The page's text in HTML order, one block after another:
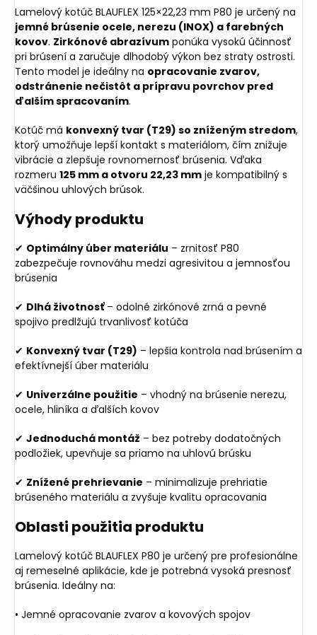
Lamelový kotúč BLAUFLEX 125×22,23 mm P80 je určený na
jemné brúsenie ocele, nerezu (INOX) a farebných
kovov. Zirkónové abrazívum ponúka vysokú účinnosť
pri brúsení a zaručuje dlhodobý výkon bez straty ostrosti.
Tento model je ideálny na opracovanie zvarov,
odstránenie nečistôt a prípravu povrchov pred
ďalším spracovaním.
Kotúč má konvexný tvar (T29) so zníženým stredom,
ktorý umožňuje lepší kontakt s materiálom, čím znižuje
vibrácie a zlepšuje rovnomernosť brúsenia. Vďaka
rozmeru 125 mm a otvoru 22,23 mm je kompatibilný s
väčšinou uhlových brúsok.
Výhody produktu
✔ Optimálny úber materiálu – zrnitosť P80
zabezpečuje rovnováhu medzi agresivitou a jemnosťou
brúsenia
✔ Dlhá životnosť– odolné zirkónové zrná a pevné
spojivo predlžujú trvanlivosť kotúča
✔ Konvexný tvar (T29) – lepšia kontrola nad brúsením a
efektívnejší úber materiálu
✔ Univerzálne použitie – vhodný na brúsenie nerezu,
ocele, hliníka a ďalších kovov
✔ Jednoduchá montáž – bez potreby dodatočných
podložiek, upevňuje sa priamo na uhlovú brúsku
✔ Znížené prehrievanie – minimalizuje prehriatie
brúseného materiálu a zvyšuje kvalitu opracovania
Oblasti použitia produktu
Lamelový kotúč BLAUFLEX P80 je určený pre profesionálne
aj remeselné aplikácie, kde je potrebná vysoká presnosť
brúsenia. Ideálny na:
• Jemné opracovanie zvarov a kovových spojov